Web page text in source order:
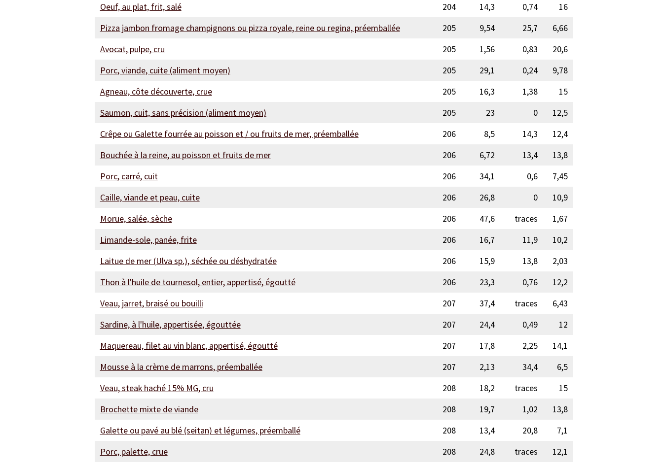
Oeuf, au plat, frit, salé
204 14,3 0,74
16
Pizza jambon fromage champignons ou pizza royale, reine ou regina, préemballée
205 9,54 25,7
6,66
Avocat, pulpe, cru
205 1,56 0,83
20,6
Porc, viande, cuite (aliment moyen)
205 29,1 0,24
9,78
Agneau, côte découverte, crue
205 16,3 1,38
15
Saumon, cuit, sans précision (aliment moyen)
205 23 0
12,5
Crêpe ou Galette fourrée au poisson et / ou fruits de mer, préemballée
206 8,5 14,3
12,4
Bouchée à la reine, au poisson et fruits de mer
206 6,72 13,4
13,8
Porc, carré, cuit
206 34,1 0,6
7,45
Caille, viande et peau, cuite
206 26,8 0
10,9
Morue, salée, sèche
206 47,6 traces
1,67
Limande-sole, panée, frite
206 16,7 11,9
10,2
Laitue de mer (Ulva sp.), séchée ou déshydratée
206 15,9 13,8
2,03
Thon à l'huile de tournesol, entier, appertisé, égoutté
206 23,3 0,76
12,2
Veau, jarret, braisé ou bouilli
207 37,4 traces
6,43
Sardine, à l'huile, appertisée, égouttée
207 24,4 0,49
12
Maquereau, filet au vin blanc, appertisé, égoutté
207 17,8 2,25
14,1
Mousse à la crème de marrons, préemballée
207 2,13 34,4
6,5
Veau, steak haché 15% MG, cru
208 18,2 traces
15
Brochette mixte de viande
208 19,7 1,02
13,8
Galette ou pavé au blé (seitan) et légumes, préemballé
208 13,4 20,8
7,1
Porc, palette, crue
208 24,8 traces
12,1